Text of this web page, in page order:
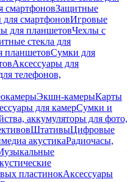
смартфоновЗащитные
смартфоновИгровые
для планшетовЧехлы с
стекла для
планшетовСумки для
Аксессуары для
телефонов,
Экшн-камерыКарты
для камерСумки и
аккумуляторы для фото,
ШтативыЦифровые
акустикаРадиочасы,
пластинокАксессуары